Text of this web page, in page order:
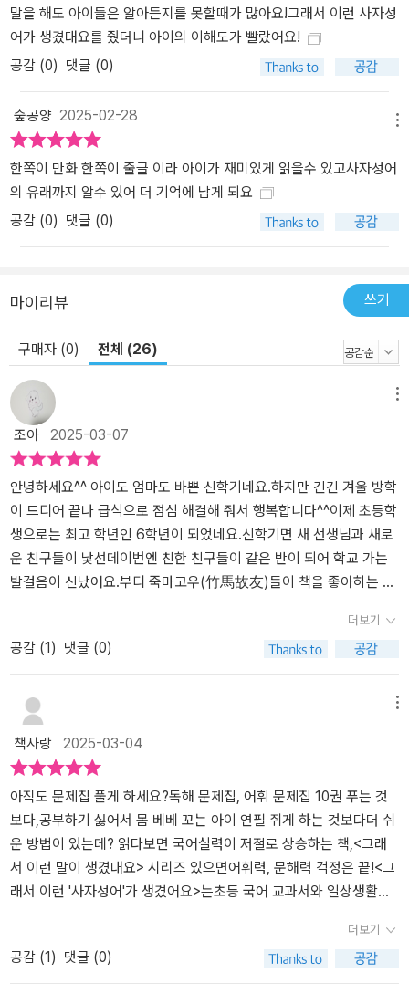
말을 해도 아이들은 알아듣지를 못할때가 많아요!그래서 이런 사자성
어가 생겼대요를 줬더니 아이의 이해도가 빨랐어요!
공감 (0) 댓글 (0)
숲공양 2025-02-28
한쪽이 만화 한쪽이 줄글 이라 아이가 재미있게 읽을수 있고사자성어
의 유래까지 알수 있어 더 기억에 남게 되요
공감 (0) 댓글 (0)
마이리뷰 쓰기
구매자 (0) 전체 (26)
조아 2025-03-07
안녕하세요^^ 아이도 엄마도 바쁜 신학기네요.하지만 긴긴 겨울 방학
이 드디어 끝나 급식으로 점심 해결해 줘서 행복합니다^^이제 초등학
생으로는 최고 학년인 6학년이 되었네요.신학기면 새 선생님과 새로
운 친구들이 낯선데이번엔 친한 친구들이 같은 반이 되어 학교 가는
발걸음이 신났어요.부디 죽마고우(竹馬故友)들이 책을 좋아하는 유
최대 화두는 바로바로 '문해력'이죠.초등학생 때부터 책 읽기의 중요
성을 강조하는데요우리나라는 한자 문화권에 있었기에한글로 읽지만
뜻은 한자를 알아야 제대로 이해하는 단어가 꽤 많아요.'사자'는 한자
네 글자로 이루어졌다는 뜻이고'성어'는 옛사람들이 만든 말이라는 뜻
인데요한마디로 '사자성어'는 옛날 사람들의 생각이나 마음을 네 글자
로 간결하게 나타낸 말이라고 해요.한자 글자 하나하나를 해석하자면
어렵고 헷갈리지만사자성어로 외우면 내용을 알기도 쉽고 좀 더 쉽게
이해할 수 있답니다.본문은 총 5장으로 나눠져 있고 비슷한 어휘 포
함 90개의 사자 성어를 알려 줍니다.☆세상의 이치와 지혜가 담긴 사
자성어☆태도와 행동을 나타내는 사자성어☆마음과 성격을 알려 주
는 사자성어☆사람 사이의 관계를 나타내는 사자성어☆알면 알수록
재미있는 사자성어아이가 책을 싫어하고 학습만화만 본다고요?네 이
뜻과 예문, 비슷한 사자성어까지 소개되어 있답니다.오른쪽에 수록된
유래 이야기를 통해'사자성어'가 어떤 뜻으로 사용되었는지 알 수 있
고재미있는 이야기를 읽다 보면 더 의미가 와 닿을 거예요.아이가 부
더보기
공감 (1 ) 댓글 (0)
책사랑 2025-03-04
아직도 문제집 풀게 하세요?독해 문제집, 어휘 문제집 10권 푸는 것
보다,공부하기 싫어서 몸 베베 꼬는 아이 연필 쥐게 하는 것보다더 쉬
운 방법이 있는데? 읽다보면 국어실력이 저절로 상승하는 책,<그래
서 이런 말이 생겼대요> 시리즈 있으면어휘력, 문해력 걱정은 끝!<그
래서 이런 '사자성어'가 생겼어요>는초등 국어 교과서와 일상생활에
앵간한 사자성어는 정복할 수 있도록 한 권의 책으로 담았어요! 먼저
실생활에서 자주 쓰이는 사자성어를네 컷 만화로 만나는데요,쉽게 설
명해 주니 이해하기도 쉽고,만화를 읽기만 해도 사자성어를 익힐 수
더보기
공감 (1) 댓글 (0)